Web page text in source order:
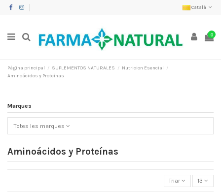
Català
0
Pàgina principal SUPLEMENTOS NATURALES
Nutricion Esencial
Aminoácidos y Proteínas
Aminoácidos y Proteínas
Triar 13
Marques
Totes les marques